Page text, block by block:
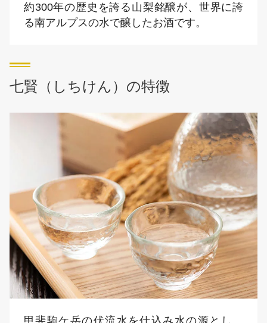
約300年の歴史を誇る山梨銘醸が、世界に誇
る南アルプスの水で醸したお酒です。
七賢（しちけん）の特徴
甲斐駒ケ岳の伏流水を仕込み水の源とし、